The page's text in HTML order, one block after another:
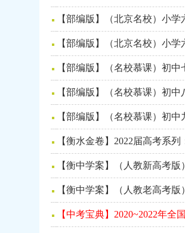
【部编版】（北京名校）小
【部编版】（北京名校）小
【部编版】（名校慕课）初
【部编版】（名校慕课）初
【部编版】（名校慕课）初
【衡水金卷】2022届高考系
【衡中学案】（人教新高考
【衡中学案】（人教老高考
【中考宝典】2020~2022年全